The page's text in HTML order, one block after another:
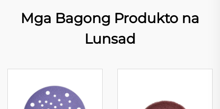
Mga Bagong Produkto na
Lunsad